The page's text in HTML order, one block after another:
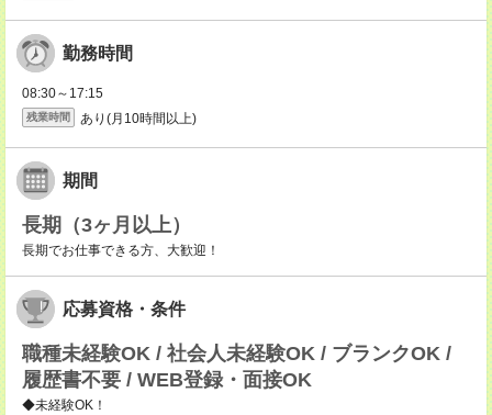
勤務時間
08:30～17:15
残業時間 あり(月10時間以上)
期間
長期（3ヶ月以上）
長期でお仕事できる方、大歓迎！
応募資格・条件
職種未経験OK / 社会人未経験OK / ブランクOK /
履歴書不要 / WEB登録・面接OK
◆未経験OK！